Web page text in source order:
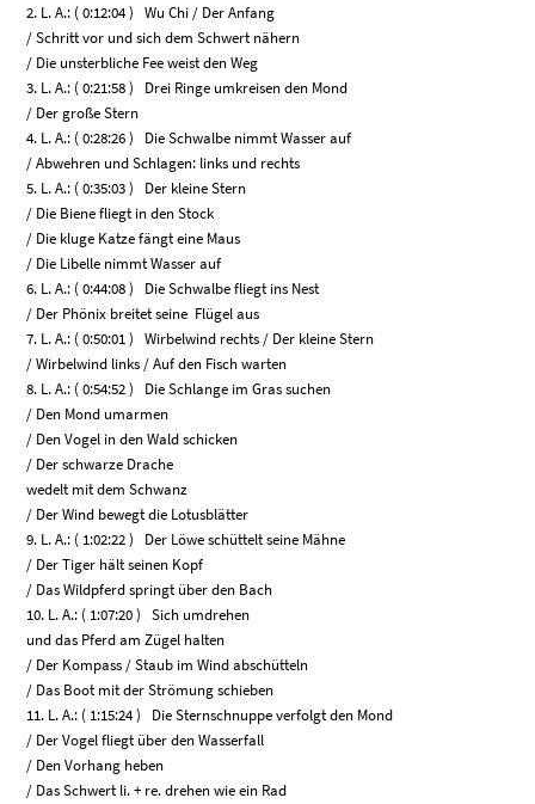
2. L. A.: ( 0:12:04 ) Wu Chi / Der Anfang
/ Schritt vor und sich dem Schwert nähern
/ Die unsterbliche Fee weist den Weg
3. L. A.: ( 0:21:58 ) Drei Ringe umkreisen den Mond
/ Der große Stern
4. L. A.: ( 0:28:26 ) Die Schwalbe nimmt Wasser auf
/ Abwehren und Schlagen: links und rechts
5. L. A.: ( 0:35:03 ) Der kleine Stern
/ Die Biene fliegt in den Stock
/ Die kluge Katze fängt eine Maus
/ Die Libelle nimmt Wasser auf
6. L. A.: ( 0:44:08 ) Die Schwalbe fliegt ins Nest
/ Der Phönix breitet seine Flügel aus
7. L. A.: ( 0:50:01 ) Wirbelwind rechts / Der kleine Stern
/ Wirbelwind links / Auf den Fisch warten
8. L. A.: ( 0:54:52 ) Die Schlange im Gras suchen
/ Den Mond umarmen
/ Den Vogel in den Wald schicken
/ Der schwarze Drache
wedelt mit dem Schwanz
/ Der Wind bewegt die Lotusblätter
9. L. A.: ( 1:02:22 ) Der Löwe schüttelt seine Mähne
/ Der Tiger hält seinen Kopf
/ Das Wildpferd springt über den Bach
10. L. A.: ( 1:07:20 ) Sich umdrehen
und das Pferd am Zügel halten
/ Der Kompass / Staub im Wind abschütteln
/ Das Boot mit der Strömung schieben
11. L. A.: ( 1:15:24 ) Die Sternschnuppe verfolgt den Mond
/ Der Vogel fliegt über den Wasserfall
/ Den Vorhang heben
/ Das Schwert li. + re. drehen wie ein Rad